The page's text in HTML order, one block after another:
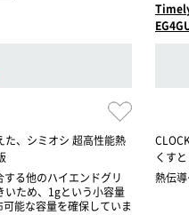
、シミオシ 超高性能熱
る他のハイエンドグリ
いため、1gという小容量
能な容量を確保していま
くす
熱伝